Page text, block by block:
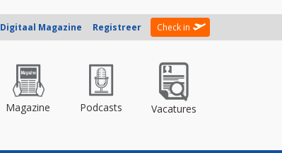
Digitaal Magazine Registreer Check in
Magazine Podcasts Vacatures